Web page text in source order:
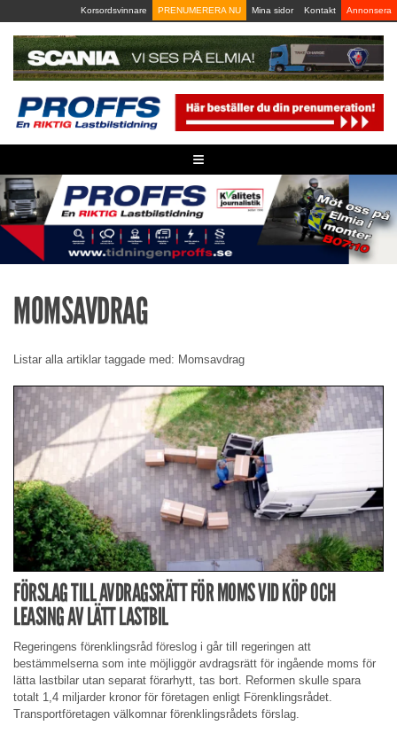
to
content
Korsordsvinnare PRENUMERERA NU Mina sidor Kontakt Annonsera
≡
MOMSAVDRAG
Listar alla artiklar taggade med: Momsavdrag
FÖRSLAG TILL AVDRAGSRÄTT FÖR MOMS VID KÖP OCH
LEASING AV LÄTT LASTBIL
Regeringens förenklingsråd föreslog i går till regeringen att
bestämmelserna som inte möjliggör avdragsrätt för ingående moms för
lätta lastbilar utan separat förarhytt, tas bort. Reformen skulle spara
totalt 1,4 miljarder kronor för företagen enligt Förenklingsrådet.
Transportföretagen välkomnar förenklingsrådets förslag.